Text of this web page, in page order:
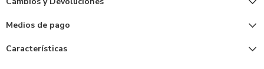
Medios de pago
Características